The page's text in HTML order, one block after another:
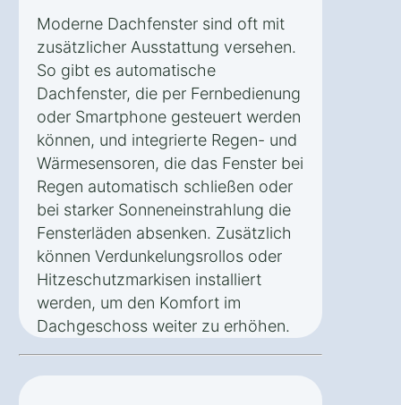
Moderne Dachfenster sind oft mit
zusätzlicher Ausstattung versehen.
So gibt es automatische
Dachfenster, die per Fernbedienung
oder Smartphone gesteuert werden
können, und integrierte Regen- und
Wärmesensoren, die das Fenster bei
Regen automatisch schließen oder
bei starker Sonneneinstrahlung die
Fensterläden absenken. Zusätzlich
können Verdunkelungsrollos oder
Hitzeschutzmarkisen installiert
werden, um den Komfort im
Dachgeschoss weiter zu erhöhen.